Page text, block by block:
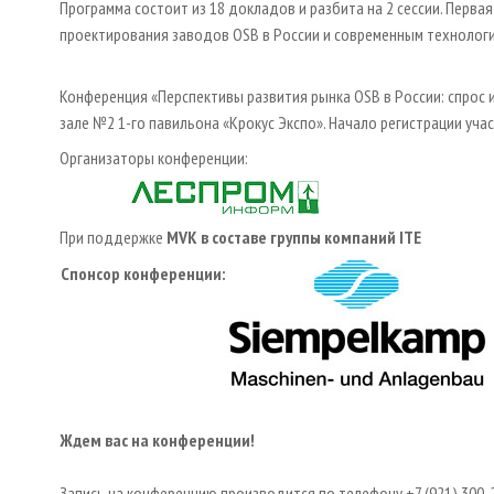
Программа состоит из 18 докладов и разбита на 2 сессии.
проектирования заводов OSB в России и современным
Конференция «Перспективы развития рынка OSB в России:
зале №2 1-го павильона «Крокус Экспо». Начало регистрации
Организаторы конференции:
При поддержке MVK в составе группы компаний ITE
Спонсор конференции:
Ждем вас на конференции!